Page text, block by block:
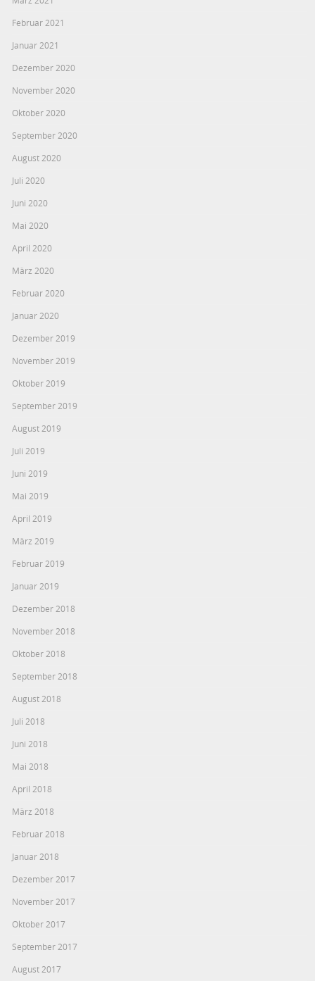
Februar 2021
Januar 2021
Dezember 2020
November 2020
Oktober 2020
September 2020
August 2020
Juli 2020
Juni 2020
Mai 2020
April 2020
März 2020
Februar 2020
Januar 2020
Dezember 2019
November 2019
Oktober 2019
September 2019
August 2019
Juli 2019
Juni 2019
Mai 2019
April 2019
März 2019
Februar 2019
Januar 2019
Dezember 2018
November 2018
Oktober 2018
September 2018
August 2018
Juli 2018
Juni 2018
Mai 2018
April 2018
März 2018
Februar 2018
Januar 2018
Dezember 2017
November 2017
Oktober 2017
September 2017
August 2017